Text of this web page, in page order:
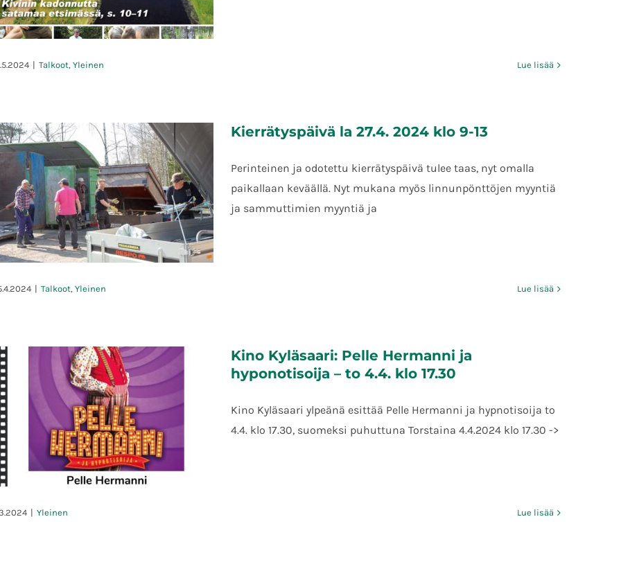
Kyläsaarilehti 2024
| Talkoot,Yleinen Lue lisää
Kierrätyspäivä la 27.4. 2024 klo 9-
13
Kierrätyspäivä la 27.4. 2024 klo 9-13
Perinteinen ja odotettu kierrätyspäivä tulee taas, nyt omalla
paikallaan keväällä. Nyt mukana myös linnunpönttöjen myyntiä
ja sammuttimien myyntiä ja
| Talkoot,Yleinen Lue lisää
Kino Kyläsaari: Pelle Hermanni ja
hyponotisoija – to 4.4. klo 17.30
Kino Kyläsaari ylpeänä esittää Pelle Hermanni ja hypnotisoija to
4.4. klo 17.30, suomeksi puhuttuna Torstaina 4.4.2024 klo 17.30 ->
| Yleinen Lue lisää